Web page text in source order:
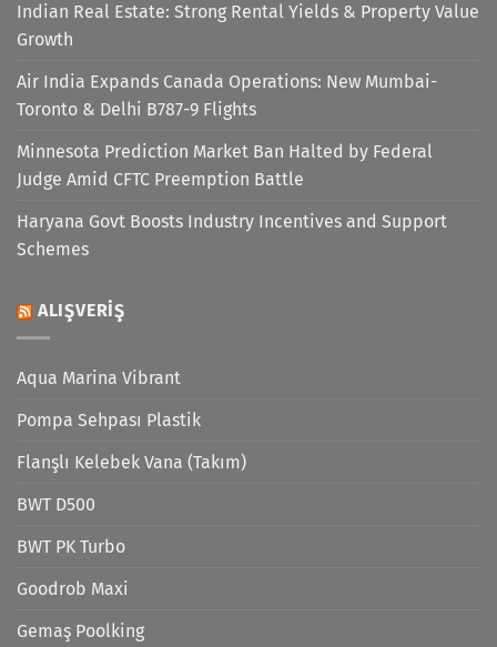
Indian Real Estate: Strong Rental Yields & Property Value
Growth
Air India Expands Canada Operations: New Mumbai-
Toronto & Delhi B787-9 Flights
Minnesota Prediction Market Ban Halted by Federal
Judge Amid CFTC Preemption Battle
Haryana Govt Boosts Industry Incentives and Support
Schemes
ALIŞVERIŞ
Aqua Marina Vibrant
Pompa Sehpası Plastik
Flanşlı Kelebek Vana (Takım)
BWT D500
BWT PK Turbo
Goodrob Maxi
Gemaş Poolking